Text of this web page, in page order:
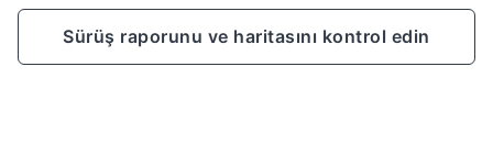
Sürüş raporunu ve haritasını kontrol edin